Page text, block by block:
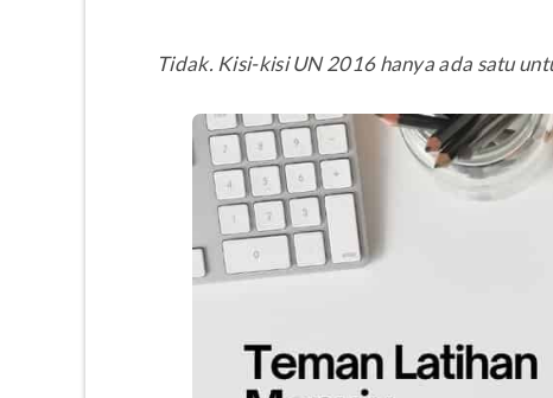
Tidak. Kisi-kisi UN 2016 hanya ada satu